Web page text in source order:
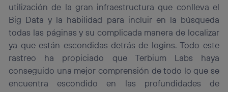
utilización de la gran infraestructura que conlleva el
Big Data y la habilidad para incluir en la búsqueda
todas las páginas y su complicada manera de localizar
ya que están escondidas detrás de logins. Todo este
rastreo ha propiciado que Terbium Labs haya
conseguido una mejor comprensión de todo lo que se
encuentra escondido en las profundidades de